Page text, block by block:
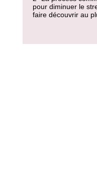
pour diminuer le
faire découvrir au